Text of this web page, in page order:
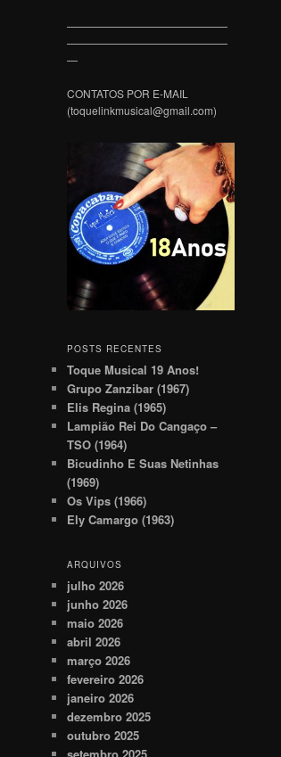
———————————————
———————————————
—
CONTATOS POR E-MAIL
(toquelinkmusical@gmail.com)
POSTS RECENTES
Toque Musical 19 Anos!
Grupo Zanzibar (1967)
Elis Regina (1965)
Lampião Rei Do Cangaço –
TSO (1964)
Bicudinho E Suas Netinhas
(1969)
Os Vips (1966)
Ely Camargo (1963)
ARQUIVOS
julho 2026
junho 2026
maio 2026
abril 2026
março 2026
fevereiro 2026
janeiro 2026
dezembro 2025
outubro 2025
setembro 2025